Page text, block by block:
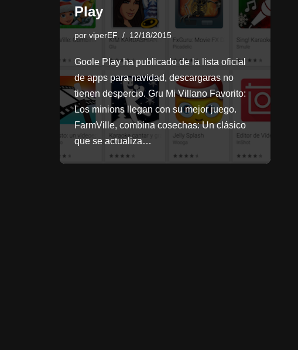
Play
por viperEF 12/18/2015
Goole Play ha publicado de la lista oficial
de apps para navidad, descargaras no
tienen despercio. Gru Mi Villano Favorito:
Los minions llegan con su mejor juego.
FarmVille, combina cosechas: Un clásico
que se actualiza…